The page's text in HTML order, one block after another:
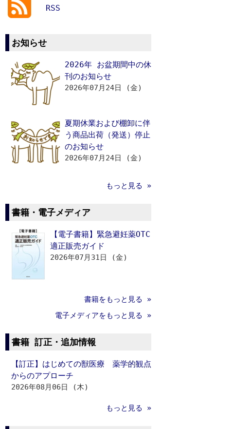
RSS
お知らせ
2026年 お盆期間中の休
刊のお知らせ
2026年07月24日 (金)
夏期休業および棚卸に伴
う商品出荷（発送）停止
のお知らせ
2026年07月24日 (金)
もっと見る »
書籍・電子メディア
【電子書籍】緊急避妊薬OTC
適正販売ガイド
2026年07月31日 (金)
書籍をもっと見る »
電子メディアをもっと見る »
書籍 訂正・追加情報
【訂正】はじめての獣医療 薬学的観点
からのアプローチ
2026年08月06日 (木)
もっと見る »